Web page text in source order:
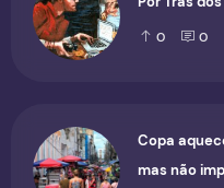
0 0
Copa
mas não